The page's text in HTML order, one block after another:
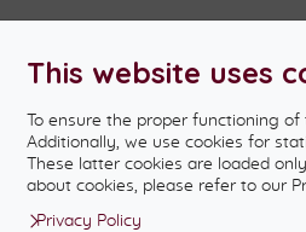
This website uses
To ensure the proper functioning
Additionally, we use cookies for
These latter cookies are loaded
about cookies, please refer to our
Privacy Policy